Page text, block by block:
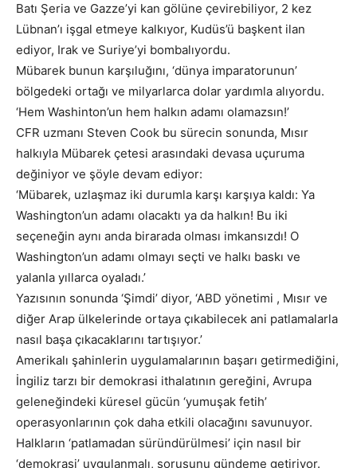
Batı Şeria ve Gazze’yi kan gölüne çevirebiliyor, 2 kez
Lübnan’ı işgal etmeye kalkıyor, Kudüs’ü başkent ilan
ediyor, Irak ve Suriye’yi bombalıyordu.
Mübarek bunun karşıluğını, ‘dünya imparatorunun’
bölgedeki ortağı ve milyarlarca dolar yardımla alıyordu.
‘Hem Washinton’un hem halkın adamı olamazsın!’
CFR uzmanı Steven Cook bu sürecin sonunda, Mısır
halkıyla Mübarek çetesi arasındaki devasa uçuruma
değiniyor ve şöyle devam ediyor:
‘Mübarek, uzlaşmaz iki durumla karşı karşıya kaldı: Ya
Washington’un adamı olacaktı ya da halkın! Bu iki
seçeneğin aynı anda birarada olması imkansızdı! O
Washington’un adamı olmayı seçti ve halkı baskı ve
yalanla yıllarca oyaladı.’
Yazısının sonunda ‘Şimdi’ diyor, ‘ABD yönetimi , Mısır ve
diğer Arap ülkelerinde ortaya çıkabilecek ani patlamalarla
nasıl başa çıkacaklarını tartışıyor.’
Amerikalı şahinlerin uygulamalarının başarı getirmediğini,
İngiliz tarzı bir demokrasi ithalatının gereğini, Avrupa
geleneğindeki küresel gücün ‘yumuşak fetih’
operasyonlarının çok daha etkili olacağını savunuyor.
Halkların ‘patlamadan süründürülmesi’ için nasıl bir
‘demokrasi’ uygulanmalı, sorusunu gündeme getiriyor.